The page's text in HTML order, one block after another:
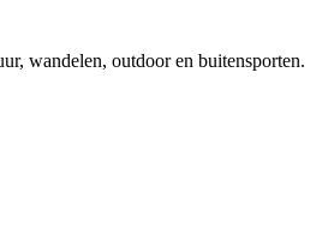
wandelen, outdoor en buitensporten.